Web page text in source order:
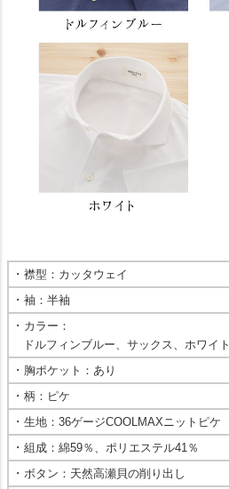
・ 襟型：カッタウェイ
・ 袖：半袖
・ カラー：
ドルフィンブルー、サックス、ホワイト
・ 胸ポケット：あり
・ 柄：ピケ
・ 生地：36ゲージCOOLMAXニットピケ
・ 組成：綿59％、ポリエステル41％
・ ボタン：天然高瀬貝の削り出し